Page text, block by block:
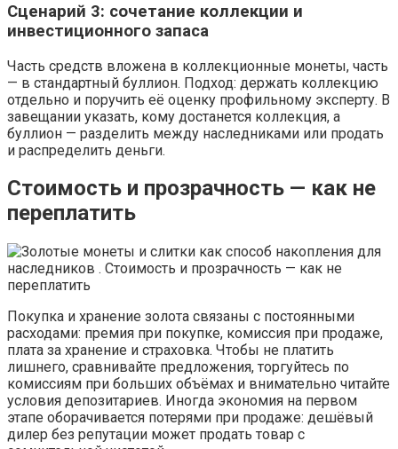
Сценарий 3: сочетание коллекции и
инвестиционного запаса
Часть средств вложена в коллекционные монеты, часть
— в стандартный буллион. Подход: держать коллекцию
отдельно и поручить её оценку профильному эксперту. В
завещании указать, кому достанется коллекция, а
буллион — разделить между наследниками или продать
и распределить деньги.
Стоимость и прозрачность — как не
переплатить
Покупка и хранение золота связаны с постоянными
расходами: премия при покупке, комиссия при продаже,
плата за хранение и страховка. Чтобы не платить
лишнего, сравнивайте предложения, торгуйтесь по
комиссиям при больших объёмах и внимательно читайте
условия депозитариев. Иногда экономия на первом
этапе оборачивается потерями при продаже: дешёвый
дилер без репутации может продать товар с